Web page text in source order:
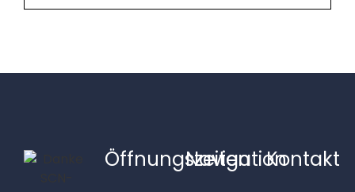
Öffnungszeiten
NavigationKontakt